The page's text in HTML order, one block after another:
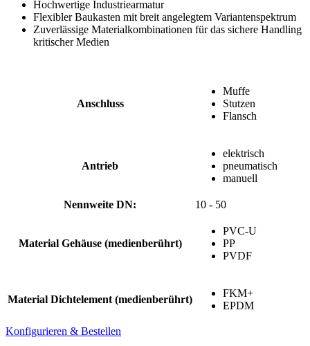
Hochwertige Industriearmatur
Flexibler Baukasten mit breit angelegtem Variantenspektrum
Zuverlässige Materialkombinationen für das sichere Handling
kritischer Medien
Anschluss
Muffe
Stutzen
Flansch
Antrieb
elektrisch
pneumatisch
manuell
Nennweite DN: 10 - 50
Material Gehäuse (medienberührt)
PVC-U
PP
PVDF
Material Dichtelement (medienberührt)
FKM+
EPDM
Konfigurieren & Bestellen